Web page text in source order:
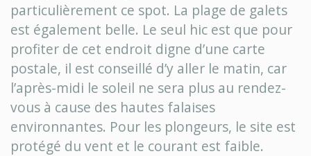
particulièrement ce spot. La plage de galets
est également belle. Le seul hic est que pour
profiter de cet endroit digne d’une carte
postale, il est conseillé d’y aller le matin, car
l’après-midi le soleil ne sera plus au rendez-
vous à cause des hautes falaises
environnantes. Pour les plongeurs, le site est
protégé du vent et le courant est faible.